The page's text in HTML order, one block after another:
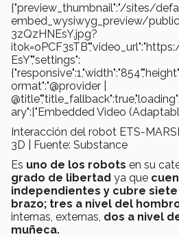
{"preview_thumbnail":"/sites/
embed_wysiwyg_preview/
3zQzHNEsY.jpg?
EsY","settings":
ormat":"@provider |
ary":["Embedded Video
Interacción del robot ETS-
3D | Fuente: Substance
Es uno de los robots en su
grado de libertad ya que
independientes y cubre
brazo; tres a nivel del
internas, externas, dos a nivel
muñeca.